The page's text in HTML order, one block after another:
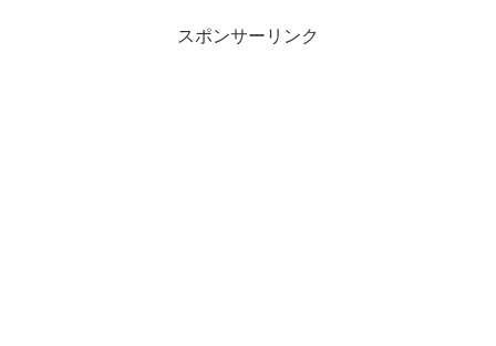
スポンサーリンク